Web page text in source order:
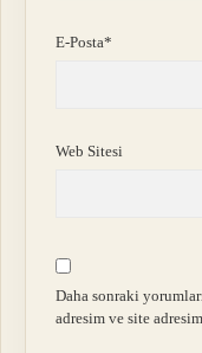
E-Posta*
Web Sitesi
Daha sonraki
adresim ve site